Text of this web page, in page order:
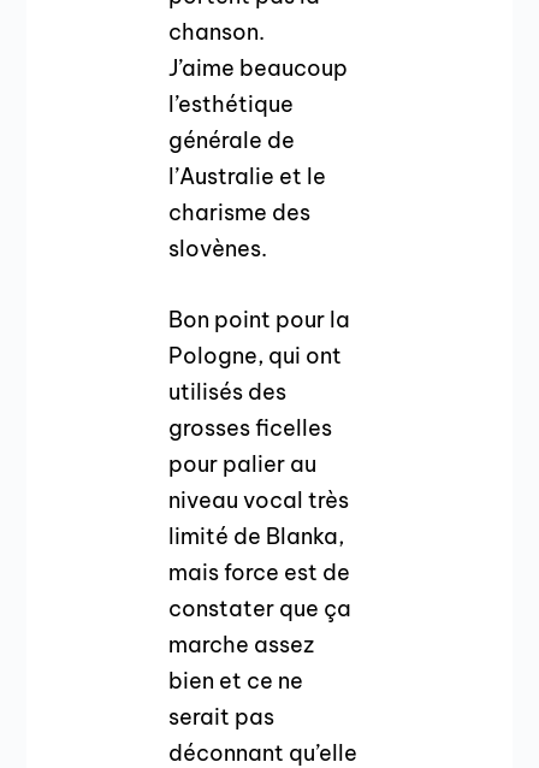
chanson.
J’aime beaucoup
l’esthétique
générale de
l’Australie et le
charisme des
slovènes.
Bon point pour la
Pologne, qui ont
utilisés des
grosses ficelles
pour palier au
niveau vocal très
limité de Blanka,
mais force est de
constater que ça
marche assez
bien et ce ne
serait pas
déconnant qu’elle